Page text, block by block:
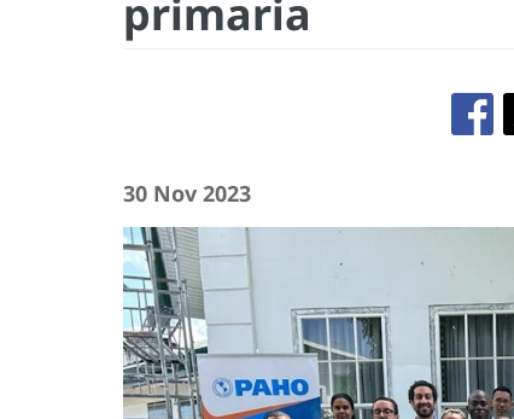
primaria
30 Nov 2023